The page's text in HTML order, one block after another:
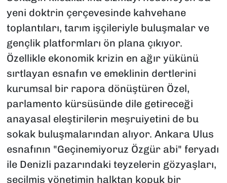
yeni doktrin çerçevesinde kahvehane
toplantıları, tarım işçileriyle buluşmalar ve
gençlik platformları ön plana çıkıyor.
Özellikle ekonomik krizin en ağır yükünü
sırtlayan esnafın ve emeklinin dertlerini
kurumsal bir rapora dönüştüren Özel,
parlamento kürsüsünde dile getireceği
anayasal eleştirilerin meşruiyetini de bu
sokak buluşmalarından alıyor. Ankara Ulus
esnafının "Geçinemiyoruz Özgür abi" feryadı
ile Denizli pazarındaki teyzelerin gözyaşları,
seçilmiş yönetimin halktan kopuk bir